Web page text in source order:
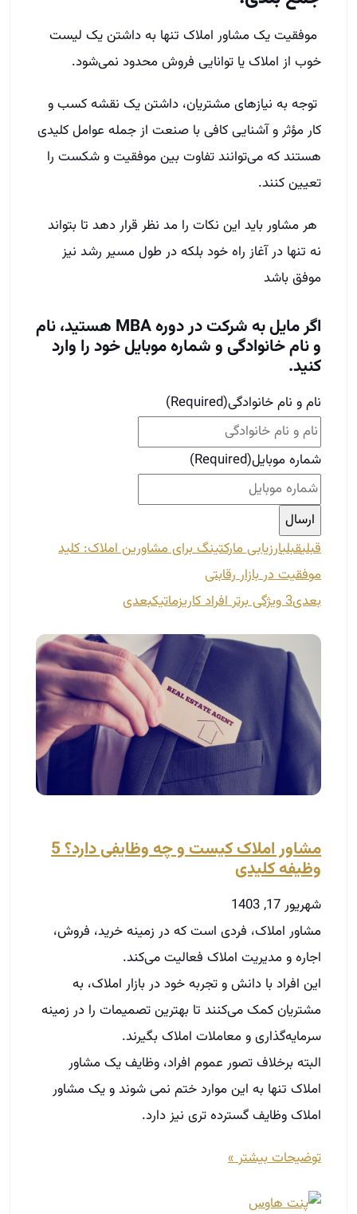
موفقیت یک مشاور املاک تنها به داشتن یک لیست
خوب از املاک یا توانایی فروش محدود نمی‌شود.
توجه به نیازهای مشتریان، داشتن یک نقشه کسب و
کار مؤثر و آشنایی کافی با صنعت از جمله عوامل کلیدی
هستند که می‌توانند تفاوت بین موفقیت و شکست را
تعیین کنند.
هر مشاور باید این نکات را مد نظر قرار دهد تا بتواند
نه تنها در آغاز راه خود بلکه در طول مسیر رشد نیز
موفق باشد
اگر مایل به شرکت در دوره MBA هستید، نام
و نام خانوادگی و شماره موبایل خود را وارد
کنید.
نام و نام خانوادگی(Required)
شماره موبایل(Required)
قبلیقبلیارزیابی مارکتینگ برای مشاورین املاک: کلید
موفقیت در بازار رقابتی
بعدی3 ویژگی برتر افراد کاریزماتیک بعدی
مشاور املاک کیست و چه وظایفی دارد؟ 5
وظیفه کلیدی
شهریور 17, 1403
مشاور املاک، فردی است که در زمینه خرید، فروش،
اجاره و مدیریت املاک فعالیت می‌کند.
این افراد با دانش و تجربه خود در بازار املاک، به
مشتریان کمک می‌کنند تا بهترین تصمیمات را در زمینه
سرمایه‌گذاری و معاملات املاک بگیرند.
البته برخلاف تصور عموم افراد، وظایف یک مشاور
املاک تنها به این موارد ختم نمی شوند و یک مشاور
املاک وظایف گسترده تری نیز دارد.
توضیحات بیشتر »